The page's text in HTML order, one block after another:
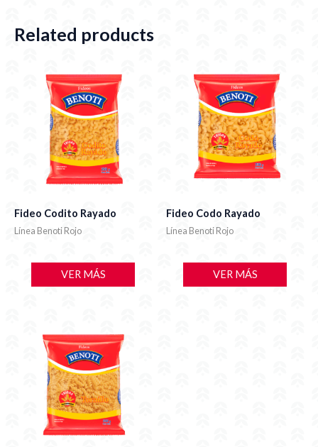
Related products
Fideo Codito Rayado
Línea Benoti Rojo
VER MÁS
Fideo Codo Rayado
Línea Benoti Rojo
VER MÁS